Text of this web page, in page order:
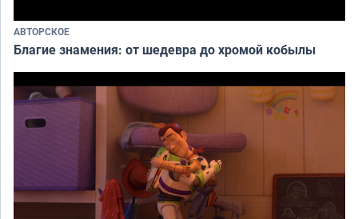
АВТОРСКОЕ
Благие знамения: от шедевра до хромой кобылы